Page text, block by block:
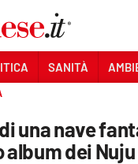
SANITÀ
una nave
album dei Nuju